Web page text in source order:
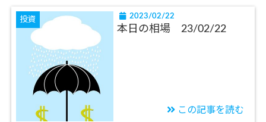
投資 2023/02/22
本日の相場 23/02/22
この記事を読む